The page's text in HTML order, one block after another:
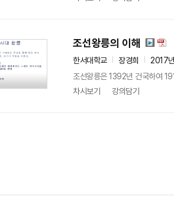
조선왕릉의 이해
한서대학교 장경희
2017
조선왕릉은 1392년 건국하여
차시보기
강의담기